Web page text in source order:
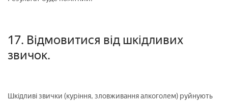
17. Відмовитися від шкідливих
звичок.
Шкідливі звички (куріння, зловживання алкоголем) руйнують